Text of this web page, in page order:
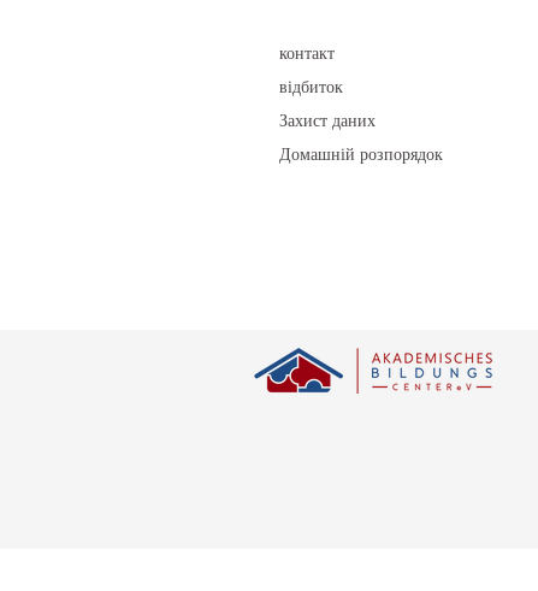
контакт
відбиток
Захист даних
Домашній розпорядок